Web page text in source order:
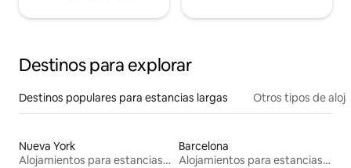
Destinos para explorar
Destinos populares para estancias largas Otros tipos de
Nueva York
Alojamientos para estancias largas
Barcelona
Alojamientos para estancias largas